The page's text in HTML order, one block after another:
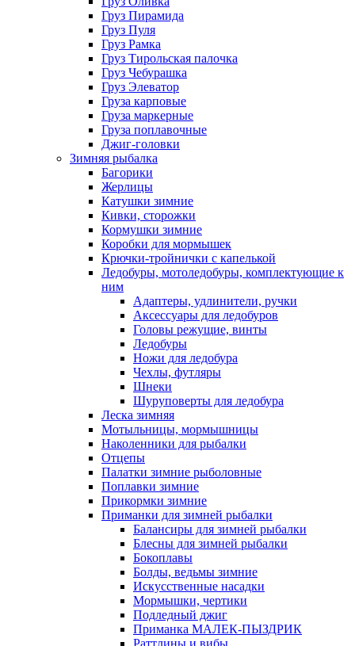
Груз Пирамида
Груз Пуля
Груз Рамка
Груз Тирольская палочка
Груз Чебурашка
Груз Элеватор
Груза карповые
Груза маркерные
Груза поплавочные
Джиг-головки
Зимняя рыбалка
Багорики
Жерлицы
Катушки зимние
Кивки, сторожки
Кормушки зимние
Коробки для мормышек
Крючки-тройнички с капелькой
Ледобуры, мотоледобуры, комплектующие к
ним
Адаптеры, удлинители, ручки
Аксессуары для ледобуров
Головы режущие, винты
Ледобуры
Ножи для ледобура
Чехлы, футляры
Шнеки
Шуруповерты для ледобура
Леска зимняя
Мотыльницы, мормышницы
Наколенники для рыбалки
Отцепы
Палатки зимние рыболовные
Поплавки зимние
Прикормки зимние
Приманки для зимней рыбалки
Балансиры для зимней рыбалки
Блесны для зимней рыбалки
Бокоплавы
Болды, ведьмы зимние
Искусственные насадки
Мормышки, чертики
Подледный джиг
Приманка МАЛЕК-ПЫЗДРИК
Раттлины и вибы